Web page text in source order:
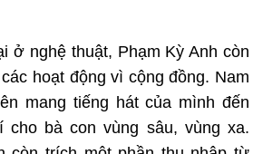
ở nghệ thuật, Phạm Kỳ Anh còn
hoạt động vì cộng đồng. Nam
mang tiếng hát của mình đến
cho bà con vùng sâu, vùng xa.